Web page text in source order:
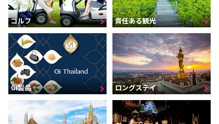
ゴルフ 責任ある観光
GI製品 ロングステイ